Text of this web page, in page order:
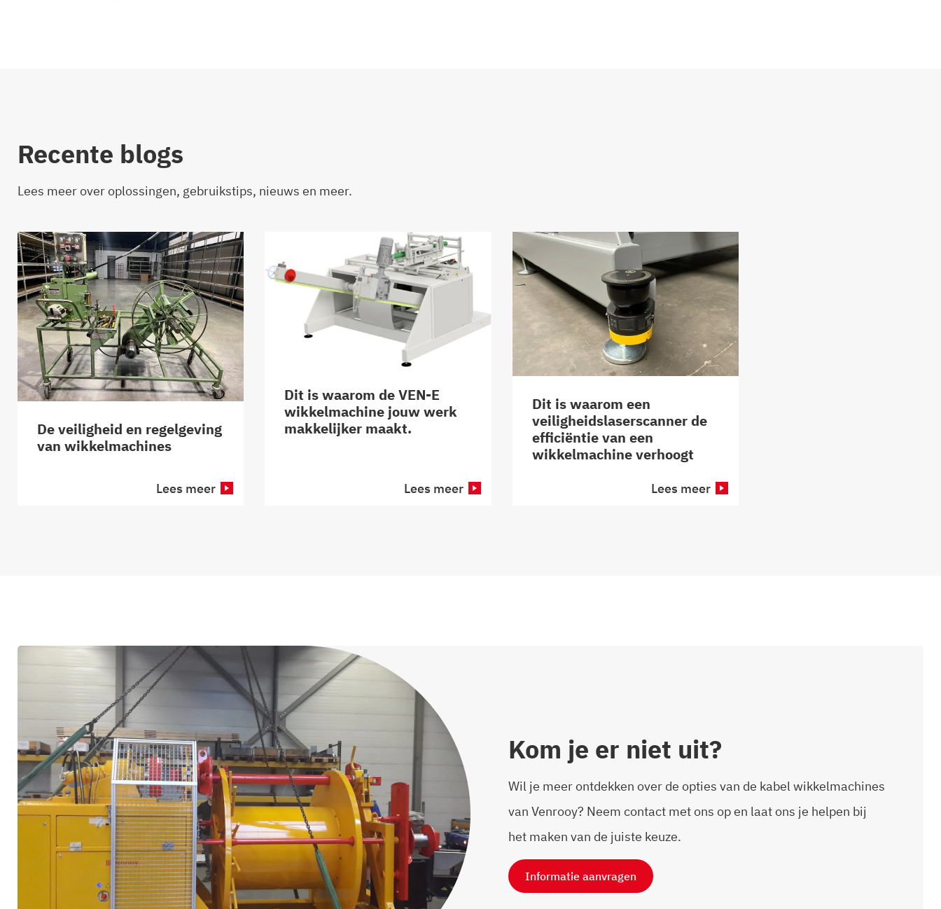
Recente blogs
Lees meer over oplossingen, gebruikstips, nieuws en meer.
De veiligheid en regelgeving
van wikkelmachines
Lees meer
Dit is waarom de VEN-E
wikkelmachine jouw werk
makkelijker maakt.
Lees meer
Dit is waarom een
veiligheidslaserscanner de
efficiëntie van een
wikkelmachine verhoogt
Lees meer
Kom je er niet uit?
Wil je meer ontdekken over de opties van de kabel wikkelmachines
van Venrooy? Neem contact met ons op en laat ons je helpen bij
het maken van de juiste keuze.
Informatie aanvragen